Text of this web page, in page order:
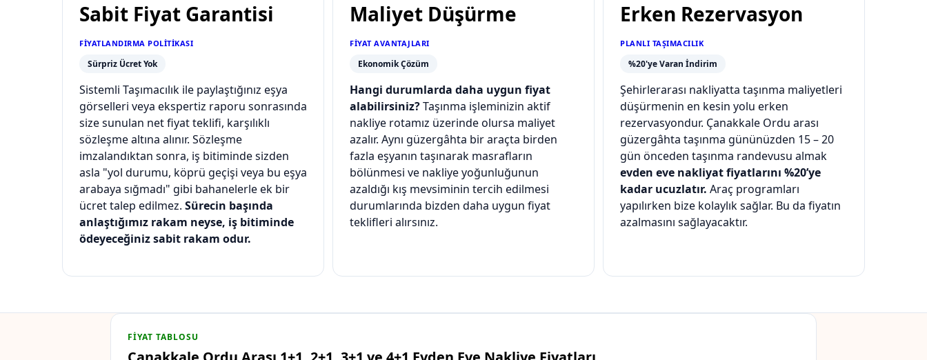
Sabit Fiyat Garantisi
FIYATLANDIRMA POLITIKASI
Sürpriz Ücret Yok
Sistemli Taşımacılık ile paylaştığınız eşya
görselleri veya ekspertiz raporu sonrasında
size sunulan net fiyat teklifi, karşılıklı
sözleşme altına alınır. Sözleşme
imzalandıktan sonra, iş bitiminde sizden
asla "yol durumu, köprü geçişi veya bu eşya
arabaya sığmadı" gibi bahanelerle ek bir
ücret talep edilmez. Sürecin başında
anlaştığımız rakam neyse, iş bitiminde
ödeyeceğiniz sabit rakam odur.
Maliyet Düşürme
FIYAT AVANTAJLARI
Ekonomik Çözüm
Hangi durumlarda daha uygun fiyat
alabilirsiniz?Taşınma işleminizin aktif
nakliye rotamız üzerinde olursa maliyet
azalır. Aynı güzergâhta bir araçta birden
fazla eşyanın taşınarak masrafların
bölünmesi ve nakliye yoğunluğunun
azaldığı kış mevsiminin tercih edilmesi
durumlarında bizden daha uygun fiyat
teklifleri alırsınız.
Erken Rezervasyon
PLANLI TAŞIMACILIK
%20'ye Varan İndirim
Şehirlerarası nakliyatta taşınma maliyetleri
düşürmenin en kesin yolu erken
rezervasyondur. Çanakkale Ordu arası
güzergâhta taşınma gününüzden 15 – 20
gün önceden taşınma randevusu almak
evden eve nakliyat fiyatlarını %20’ye
kadar ucuzlatır. Araç programları
yapılırken bize kolaylık sağlar. Bu da fiyatın
azalmasını sağlayacaktır.
FIYAT TABLOSU